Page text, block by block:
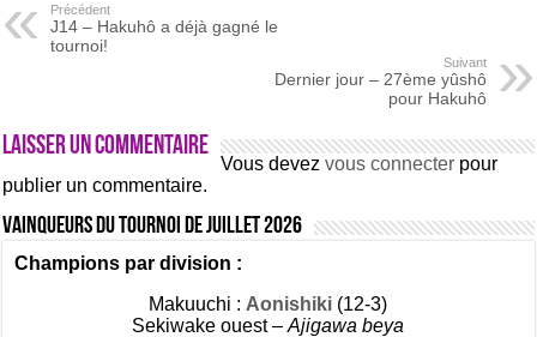
Précédent
J14 – Hakuhô a déjà gagné le
tournoi!
Suivant
Dernier jour – 27ème yûshô
pour Hakuhô
Laisser un commentaire
Vous devezvous connecter pour
publier un commentaire.
Vainqueurs du tournoi de Juillet 2026
Champions par division :
Makuuchi : Aonishiki (12-3)
Sekiwake ouest –Ajigawa beya